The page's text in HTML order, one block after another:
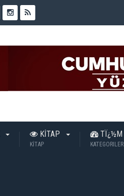
KİTAP
KİTAP
TÏ¿½M
KATEGORILER